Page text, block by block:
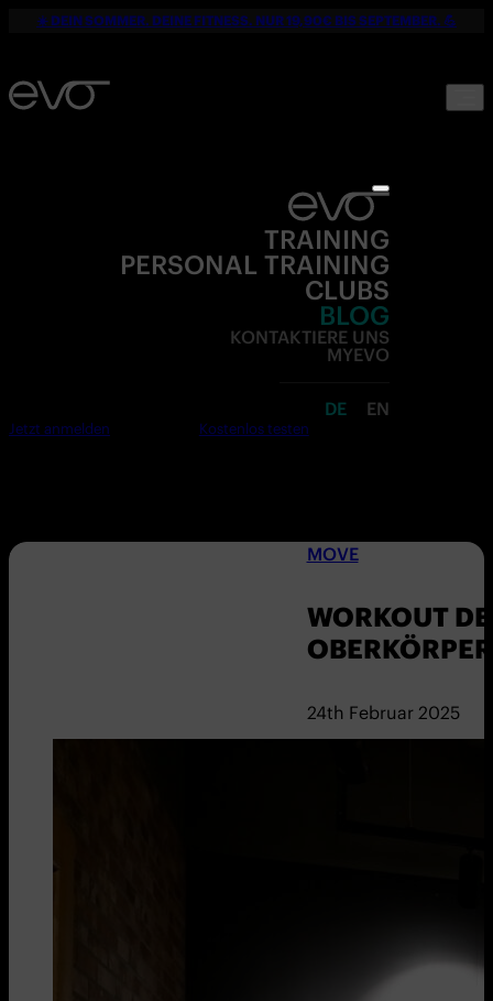
☀️ DEIN SOMMER. DEINE FITNESS. NUR 19,90€ BIS SEPTEMBER. 💪
TRAINING
PERSONAL TRAINING
CLUBS
BLOG
KONTAKTIERE UNS
MYEVO
DE EN
Jetzt anmelden Kostenlos testen
MOVE
WORKOUT
24th Februar 2025